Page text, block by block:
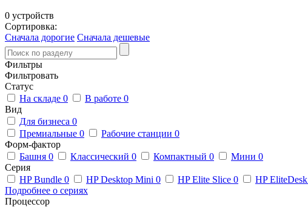
0 устройств
Сортировка:
Сначала дорогие Сначала дешевые
Фильтры
Фильтровать
Статус
На складе 0 В работе 0
Вид
Для бизнеса 0
Премиальные 0 Рабочие станции 0
Форм-фактор
Башня 0 Классический 0 Компактный 0 Мини 0
Серия
HP Bundle 0 HP Desktop Mini 0 HP Elite Slice 0 HP EliteDesk
Подробнее о сериях
Процессор